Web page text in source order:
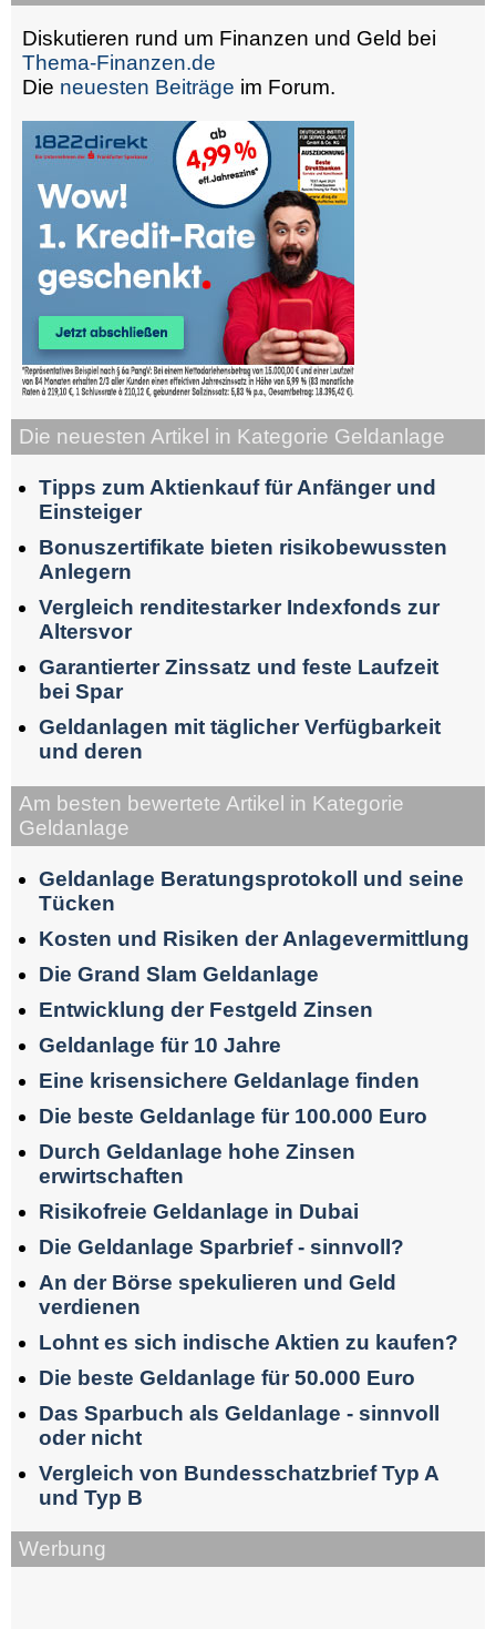
Diskutieren rund um Finanzen und Geld bei
Thema-Finanzen.de
Die neuesten Beiträge im Forum.
Die neuesten Artikel in Kategorie Geldanlage
Tipps zum Aktienkauf für Anfänger und
Einsteiger
Bonuszertifikate bieten risikobewussten
Anlegern
Vergleich renditestarker Indexfonds zur
Altersvor
Garantierter Zinssatz und feste Laufzeit
bei Spar
Geldanlagen mit täglicher Verfügbarkeit
und deren
Am besten bewertete Artikel in Kategorie
Geldanlage
Geldanlage Beratungsprotokoll und seine
Tücken
Kosten und Risiken der Anlagevermittlung
Die Grand Slam Geldanlage
Entwicklung der Festgeld Zinsen
Geldanlage für 10 Jahre
Eine krisensichere Geldanlage finden
Die beste Geldanlage für 100.000 Euro
Durch Geldanlage hohe Zinsen
erwirtschaften
Risikofreie Geldanlage in Dubai
Die Geldanlage Sparbrief - sinnvoll?
An der Börse spekulieren und Geld
verdienen
Lohnt es sich indische Aktien zu kaufen?
Die beste Geldanlage für 50.000 Euro
Das Sparbuch als Geldanlage - sinnvoll
oder nicht
Vergleich von Bundesschatzbrief Typ A
und Typ B
Werbung